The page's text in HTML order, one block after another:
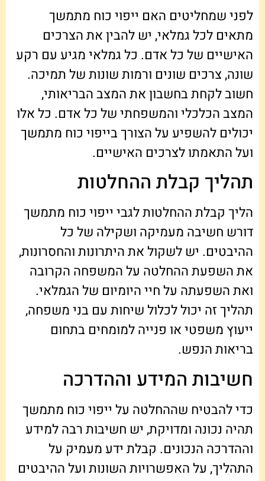
לפני שמחליטים האם ייפוי כוח מתמשך
מתאים לכל גמלאי, יש להבין את הצרכים
האישיים של כל אדם. כל גמלאי מגיע עם רקע
שונה, צרכים שונים ורמות שונות של תמיכה.
חשוב לקחת בחשבון את המצב הבריאותי,
המצב הכלכלי והמשפחתי של כל אדם. כל אלו
יכולים להשפיע על הצורך בייפוי כוח מתמשך
ועל התאמתו לצרכים האישיים.
תהליך קבלת ההחלטות
הליך קבלת ההחלטות לגבי ייפוי כוח מתמשך
דורש חשיבה מעמיקה ושקילה של כל
ההיבטים. יש לשקול את היתרונות והחסרונות,
את השפעת ההחלטה על המשפחה הקרובה
ואת השפעתה על חיי היומיום של הגמלאי.
תהליך זה יכול לכלול שיחות עם בני משפחה,
ייעוץ משפטי או פנייה למומחים בתחום
בריאות הנפש.
חשיבות המידע וההדרכה
כדי להבטיח שההחלטה על ייפוי כוח מתמשך
תהיה נכונה ומדויקת, יש חשיבות רבה למידע
וההדרכה הנכונים. קבלת ידע מעמיק על
התהליך, על האפשרויות השונות ועל ההיבטים